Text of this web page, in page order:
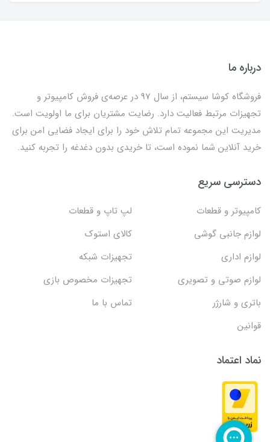
درباره ما
فروشگاه کوشا سیستم، از سال 97 در عرصه‌ی فروش کامپیوتر و
تجهیزات مرتبط فعالیت دارد. رضایت مشتریان برای ما اولویت است.
مدیریت این مجموعه تمام تلاش خود را برای ایجاد فضایی امن برای
خرید آنلاین شما نموده است، تا خریدی بدون دغدغه را تجربه کنید.
دسترسی سریع
کامپیوتر و قطعات
لپ تاپ و قطعات
لوازم جانبی گوشی
کالای استوک
لوازم اداری
تجهیزات شبکه
لوازم صوتی و تصویری
تجهیزات مخصوص بازی
باتری و شارژر
تماس با ما
قوانین
نماد اعتماد